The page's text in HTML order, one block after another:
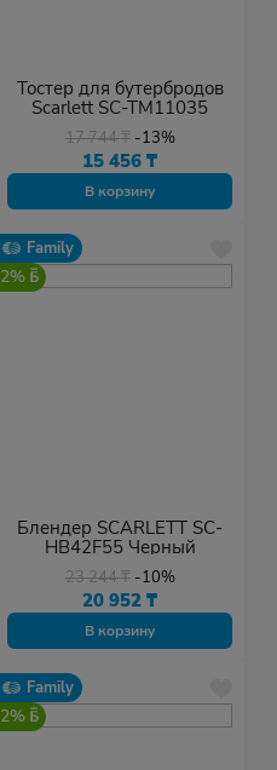
Тостер для бутербродов
Scarlett SC-TM11035
17 744₸ -13%
15 456₸
В корзину
Family
2%
Блендер SCARLETT SC-
HB42F55 Черный
23 244₸ -10%
20 952₸
В корзину
Family
2%